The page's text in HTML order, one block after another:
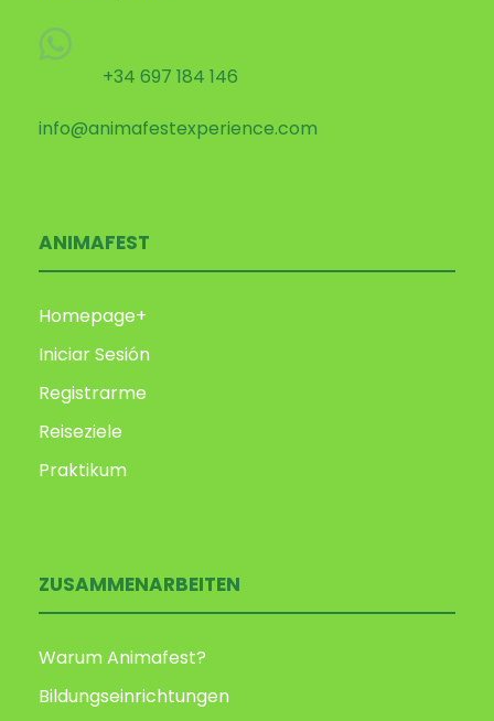
+34 697 184 146
info@animafestexperience.com
ANIMAFEST
Homepage+
Iniciar Sesión
Registrarme
Reiseziele
Praktikum
ZUSAMMENARBEITEN
Warum Animafest?
Bildungseinrichtungen